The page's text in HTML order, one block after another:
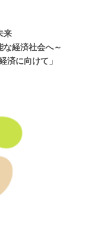
来
な経済社会へ～
済に向けて」